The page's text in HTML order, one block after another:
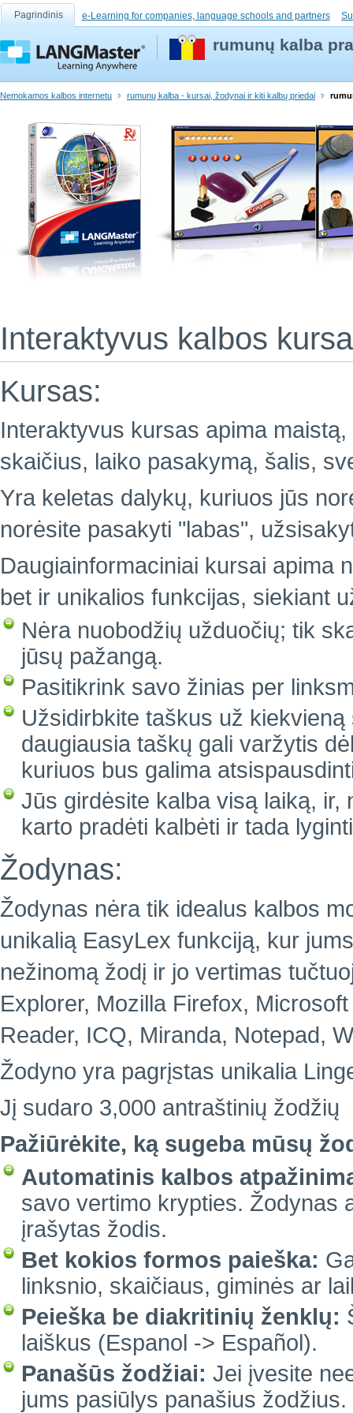
Pagrindinis e-Learning for companies, language schools and partners
rumunų kalba
Nemokamos kalbos internetu rumunų kalba - kursai, žodynai ir kiti kalbų priedai
Interaktyvus kalbos
Kursas:
Interaktyvus kursas apima
skaičius, laiko pasakymą, šalis,
Yra keletas dalykų, kuriuos jūs
norėsite pasakyti "labas",
Daugiainformaciniai kursai apima
bet ir unikalios funkcijas, siekiant
Nėra nuobodžių užduočių; tik
jūsų pažangą.
Pasitikrink savo žinias per
Užsidirbkite taškus už
daugiausia taškų gali varžytis
kuriuos bus galima
Jūs girdėsite kalba visą laiką, ir,
karto pradėti kalbėti ir tada
Žodynas:
Žodynas nėra tik idealus kalbos
unikalią EasyLex funkciją, kur
nežinomą žodį ir jo vertimas
Explorer, Mozilla Firefox,
Reader, ICQ, Miranda, Notepad,
Žodyno yra pagrįstas unikalia
Jį sudaro 3,000 antraštinių žodžių
Pažiūrėkite, ką sugeba mūsų
Automatinis kalbos
savo vertimo krypties. Žodynas
įrašytas žodis.
Bet kokios formos paieška:
linksnio, skaičiaus, giminės ar
Peieška be diakritinių ženklų:
laiškus (Espanol -> Español).
Panašūs žodžiai: Jei įvesite
jums pasiūlys panašius žodžius.